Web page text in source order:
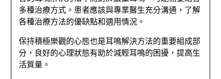
多種治療方式。患者應該與專業醫生充分溝通，了解
各種治療方法的優缺點和適用情況。
保持積極樂觀的心態也是耳鳴解決方法的重要組成部
分，良好的心理狀態有助於減輕耳鳴的困擾，提高生
活質量。